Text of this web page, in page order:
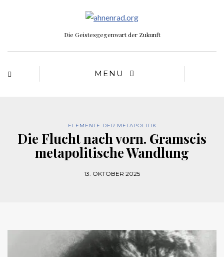
Die Geistesgegenwart der Zukunft
MENU
ELEMENTE DER METAPOLITIK
Die Flucht nach vorn. Gramscis
metapolitische Wandlung
13. OKTOBER 2025